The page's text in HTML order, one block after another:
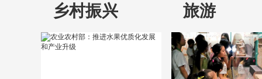
乡村振兴 旅游